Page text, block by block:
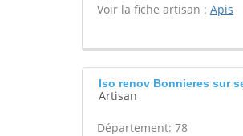
Voir la fiche artisan : Apis
Iso renov Bonnieres sur
Artisan
Département: 78